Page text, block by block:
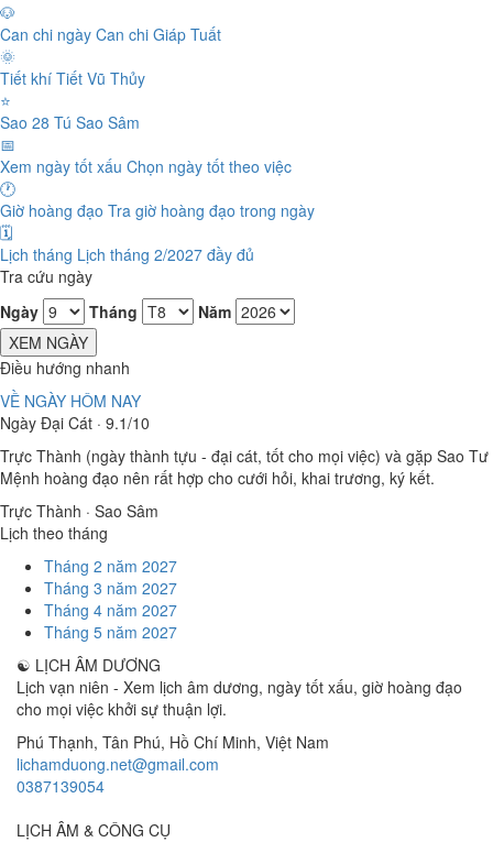
🐶
Can chi ngày Can chi Giáp Tuất
🌞
Tiết khí Tiết Vũ Thủy
⭐
Sao 28 Tú Sao Sâm
📅
Xem ngày tốt xấu Chọn ngày tốt theo việc
🕐
Giờ hoàng đạo Tra giờ hoàng đạo trong ngày
🗓️
Lịch tháng Lịch tháng 2/2027 đầy đủ
Tra cứu ngày
Ngày
Tháng
Năm
XEM NGÀY
Điều hướng nhanh
VỀ NGÀY HÔM NAY
Ngày Đại Cát · 9.1/10
Trực Thành (ngày thành tựu - đại cát, tốt cho mọi việc) và gặp Sao Tư
Mệnh hoàng đạo nên rất hợp cho cưới hỏi, khai trương, ký kết.
Trực Thành · Sao Sâm
Lịch theo tháng
Tháng 2 năm 2027
Tháng 3 năm 2027
Tháng 4 năm 2027
Tháng 5 năm 2027
☯ LỊCH ÂM DƯƠNG
Lịch vạn niên - Xem lịch âm dương, ngày tốt xấu, giờ hoàng đạo
cho mọi việc khởi sự thuận lợi.
Phú Thạnh, Tân Phú, Hồ Chí Minh, Việt Nam
lichamduong.net@gmail.com
0387139054
LỊCH ÂM & CÔNG CỤ